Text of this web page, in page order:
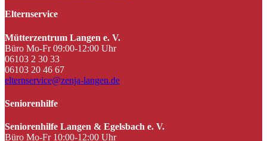
Elternservice
Mütterzentrum Langen e. V.
Büro Mo-Fr 09:00-12:00 Uhr
06103 2 30 33
06103 20 46 67
elternservice@zenja-langen.de
Seniorenhilfe
Seniorenhilfe Langen & Egelsbach e. V.
Büro Mo-Fr 10:00-12:00 Uhr